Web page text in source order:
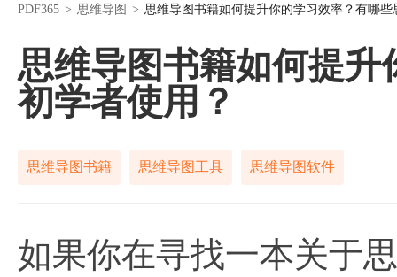
PDF365 > 思维导图 > 思维导图书籍如何提升你的学习效率？有哪
思维导图书籍如何提
初学者使用？
思维导图书籍 思维导图工具 思维导图软件
如果你在寻找一本关于